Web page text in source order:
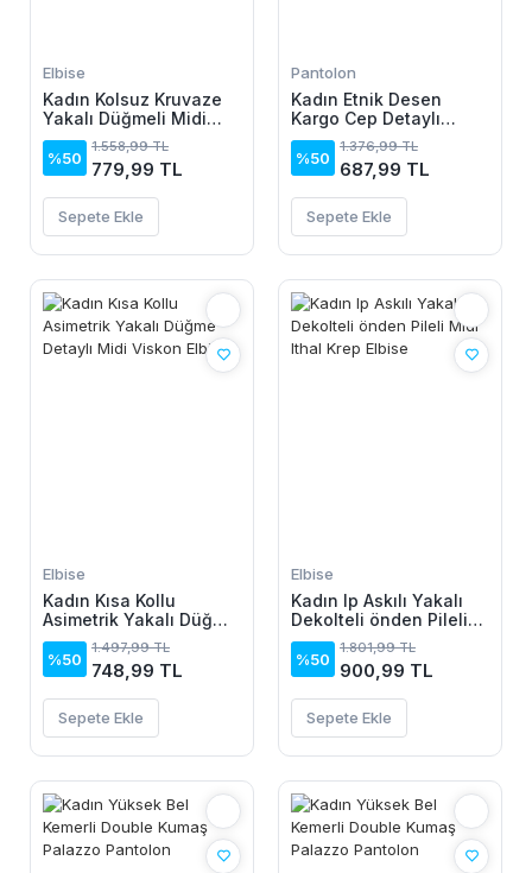
Elbise
Kadın Kolsuz Kruvaze
Yakalı Düğmeli Midi
Keten Elbise
%50
1.558,99 TL
779,99 TL
Sepete Ekle
Pantolon
Kadın Etnik Desen
Kargo Cep Detaylı
Süprem Pantolon
%50
1.376,99 TL
687,99 TL
Sepete Ekle
Elbise
Kadın Kısa Kollu
Asimetrik Yakalı Düğme
Detaylı Midi Viskon
Elbise
%50
1.497,99 TL
748,99 TL
Sepete Ekle
Elbise
Kadın Ip Askılı Yakalı
Dekolteli önden Pileli
Midi Ithal Krep Elbise
%50
1.801,99 TL
900,99 TL
Sepete Ekle